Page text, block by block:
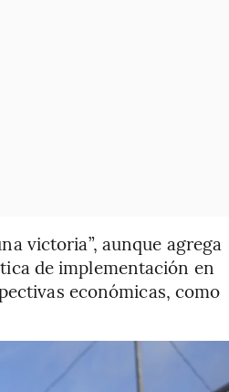
victoria”, aunque agrega
de implementación en
económicas, como